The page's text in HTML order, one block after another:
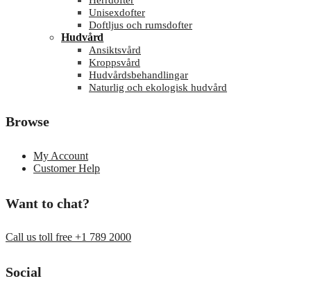
Unisexdofter
Doftljus och rumsdofter
Hudvård
Ansiktsvård
Kroppsvård
Hudvårdsbehandlingar
Naturlig och ekologisk hudvård
Browse
My Account
Customer Help
Want to chat?
Call us toll free +1 789 2000
Social